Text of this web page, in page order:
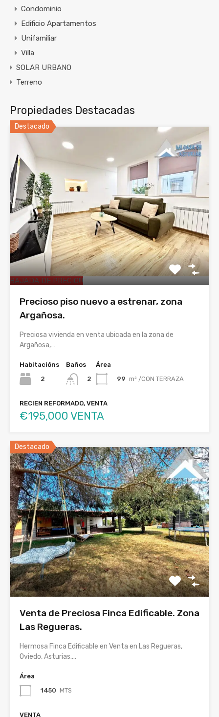
Condominio
Edificio Apartamentos
Unifamiliar
Villa
SOLAR URBANO
Terreno
Propiedades Destacadas
Destacado
BAJADA DE PRECIO!!!
Precioso piso nuevo a estrenar, zona
Argañosa.
Preciosa vivienda en venta ubicada en la zona de
Argañosa,…
Habitacións
2
Baños
2
Área
99 m² /CON TERRAZA
RECIEN REFORMADO, VENTA
€195,000 VENTA
Destacado
Venta de Preciosa Finca Edificable. Zona
Las Regueras.
Hermosa Finca Edificable en Venta en Las Regueras,
Oviedo, Asturias.…
Área
1450 MTS
VENTA